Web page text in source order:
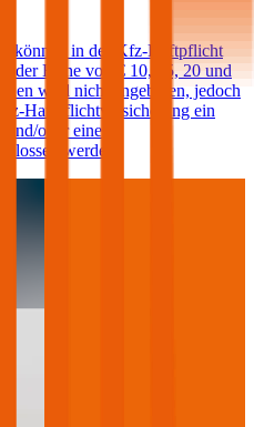
können in der Kfz-Haftpflicht
der Höhe von € 10, 15, 20 und
wird nicht angeboten, jedoch
Haftpflichtversicherung ein
und/oder eine
werden.